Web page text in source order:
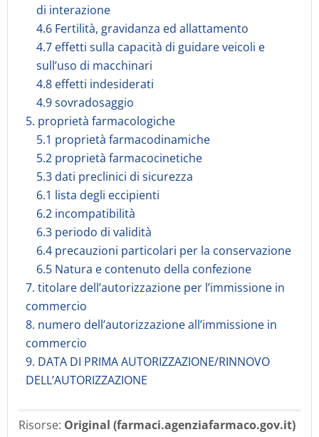
di interazione
4.6 Fertilità, gravidanza ed allattamento
4.7 effetti sulla capacità di guidare veicoli e
sull’uso di macchinari
4.8 effetti indesiderati
4.9 sovradosaggio
5. proprietà farmacologiche
5.1 proprietà farmacodinamiche
5.2 proprietà farmacocinetiche
5.3 dati preclinici di sicurezza
6.1 lista degli eccipienti
6.2 incompatibilità
6.3 periodo di validità
6.4 precauzioni particolari per la conservazione
6.5 Natura e contenuto della confezione
7. titolare dell’autorizzazione per l’immissione in
commercio
8. numero dell’autorizzazione all’immissione in
commercio
9. DATA DI PRIMA AUTORIZZAZIONE/RINNOVO
DELL’AUTORIZZAZIONE
Risorse: Original (farmaci.agenziafarmaco.gov.it)